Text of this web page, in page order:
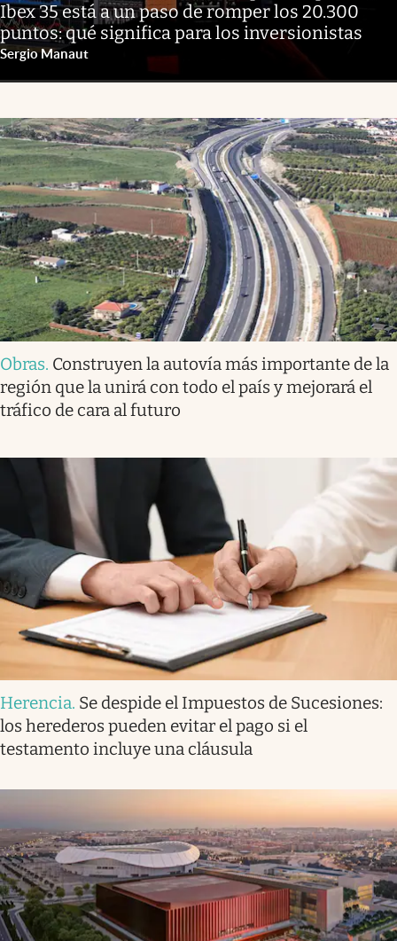
Ibex 35 está a un paso de romper los 20.300
puntos: qué significa para los inversionistas
Sergio Manaut
Obras. Construyen la autovía más importante de la
región que la unirá con todo el país y mejorará el
tráfico de cara al futuro
Herencia. Se despide el Impuestos de Sucesiones:
los herederos pueden evitar el pago si el
testamento incluye una cláusula